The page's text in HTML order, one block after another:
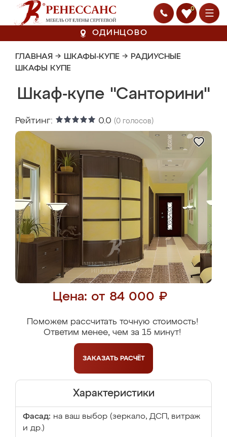
0
ОДИНЦОВО
ГЛАВНАЯ → ШКАФЫ-КУПЕ → РАДИУСНЫЕ
ШКАФЫ КУПЕ
Шкаф-купе "Санторини"
Рейтинг: 0.0 (0 голосов)
Цена: от 84 000 ₽
Поможем рассчитать точную стоимость!
Ответим менее, чем за 15 минут!
ЗАКАЗАТЬ РАСЧЁТ
Характеристики
Фасад: на ваш выбор (зеркало, ДСП, витраж
и др.)